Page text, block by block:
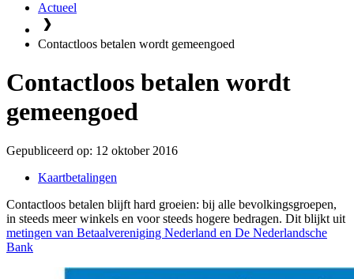
Actueel
Contactloos betalen wordt gemeengoed
Contactloos betalen wordt
gemeengoed
Gepubliceerd op: 12 oktober 2016
Kaartbetalingen
Contactloos betalen blijft hard groeien: bij alle bevolkingsgroepen,
in steeds meer winkels en voor steeds hogere bedragen. Dit blijkt uit
metingen van Betaalvereniging Nederland en De Nederlandsche
Bank